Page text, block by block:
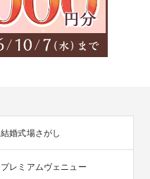
結婚式場さがし
プレミアムヴェニュー